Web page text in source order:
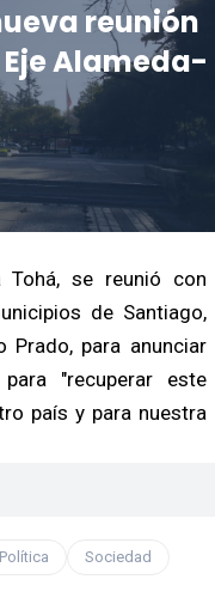
reunión
Alameda-
Tohá, se reunió con
de Santiago,
Prado, para anunciar
"recuperar este
país y para nuestra
Política Sociedad